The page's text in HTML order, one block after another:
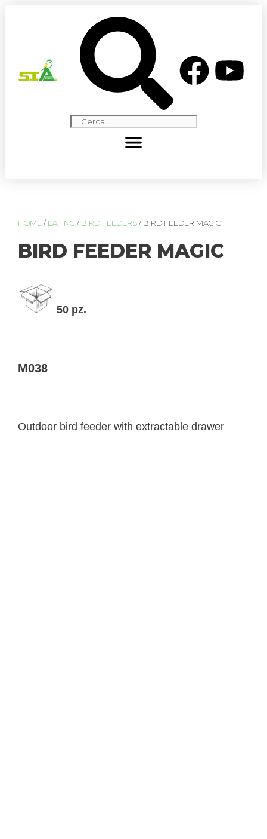
HOME / EATING / BIRD FEEDERS/ BIRD FEEDER MAGIC
BIRD FEEDER MAGIC
50 pz.
M038
Outdoor bird feeder with extractable drawer